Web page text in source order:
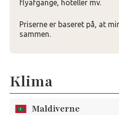
flyafgange, hoteller mv.
Priserne er baseret på, at
sammen.
Klima
Maldiverne